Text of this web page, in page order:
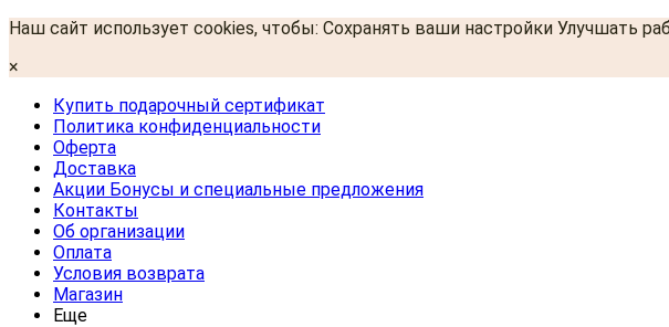
Наш сайт использует cookies, чтобы: Сохранять ваши настройки Улучшать
×
Купить подарочный сертификат
Политика конфиденциальности
Оферта
Доставка
Акции Бонусы и специальные предложения
Контакты
Об организации
Оплата
Условия возврата
Магазин
Еще